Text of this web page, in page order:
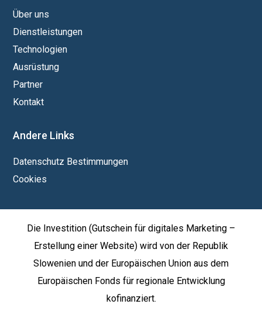
Über uns
Dienstleistungen
Technologien
Ausrüstung
Partner
Kontakt
Andere Links
Datenschutz Bestimmungen
Cookies
Die Investition (Gutschein für digitales Marketing –
Erstellung einer Website) wird von der Republik
Slowenien und der Europäischen Union aus dem
Europäischen Fonds für regionale Entwicklung
kofinanziert.